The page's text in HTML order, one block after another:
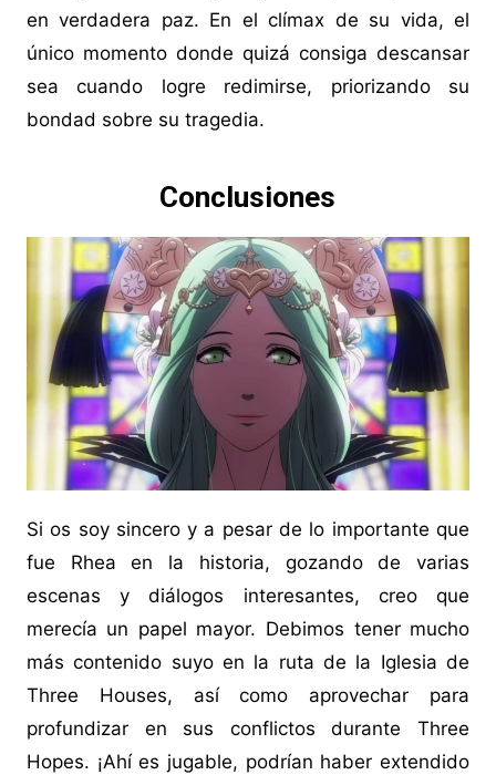
en verdadera paz. En el clímax de su vida, el
único momento donde quizá consiga descansar
sea cuando logre redimirse, priorizando su
bondad sobre su tragedia.
Conclusiones
Si os soy sincero y a pesar de lo importante que
fue Rhea en la historia, gozando de varias
escenas y diálogos interesantes, creo que
merecía un papel mayor. Debimos tener mucho
más contenido suyo en la ruta de la Iglesia de
Three Houses, así como aprovechar para
profundizar en sus conflictos durante Three
Hopes. ¡Ahí es jugable, podrían haber extendido